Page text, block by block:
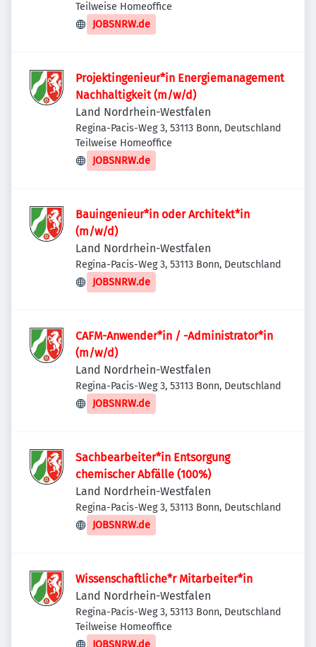
Teilweise Homeoffice
JOBSNRW.de
Projektingenieur*in Energiemanagement
Nachhaltigkeit (m/w/d)
Land Nordrhein-Westfalen
Regina-Pacis-Weg 3, 53113 Bonn, Deutschland
Teilweise Homeoffice
JOBSNRW.de
Bauingenieur*in oder Architekt*in
(m/w/d)
Land Nordrhein-Westfalen
Regina-Pacis-Weg 3, 53113 Bonn, Deutschland
JOBSNRW.de
CAFM-Anwender*in / -Administrator*in
(m/w/d)
Land Nordrhein-Westfalen
Regina-Pacis-Weg 3, 53113 Bonn, Deutschland
JOBSNRW.de
Sachbearbeiter*in Entsorgung
chemischer Abfälle (100%)
Land Nordrhein-Westfalen
Regina-Pacis-Weg 3, 53113 Bonn, Deutschland
JOBSNRW.de
Wissenschaftliche*r Mitarbeiter*in
Land Nordrhein-Westfalen
Regina-Pacis-Weg 3, 53113 Bonn, Deutschland
Teilweise Homeoffice
JOBSNRW.de